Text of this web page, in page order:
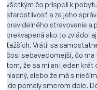
všetkým
neskutočne
synovi, ktorý
dieťa s
snažili sa nám vo
vďaka za ľudskosť.
sestričkám za
každej procedúre
ktorý nás vždy vítali z